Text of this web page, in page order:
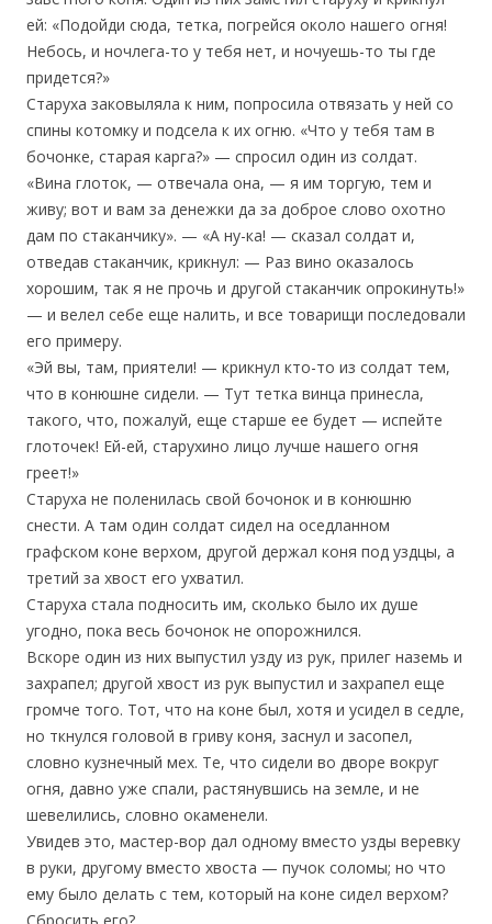
ей: «Подойди сюда, тетка, погрейся около нашего огня!
Небось, и ночлега-то у тебя нет, и ночуешь-то ты где
придется?»
Старуха заковыляла к ним, попросила отвязать у ней со
спины котомку и подсела к их огню. «Что у тебя там в
бочонке, старая карга?» — спросил один из солдат.
«Вина глоток, — отвечала она, — я им торгую, тем и
живу; вот и вам за денежки да за доброе слово охотно
дам по стаканчику». — «А ну-ка! — сказал солдат и,
отведав стаканчик, крикнул: — Раз вино оказалось
хорошим, так я не прочь и другой стаканчик опрокинуть!»
— и велел себе еще налить, и все товарищи последовали
его примеру.
«Эй вы, там, приятели! — крикнул кто-то из солдат тем,
что в конюшне сидели. — Тут тетка винца принесла,
такого, что, пожалуй, еще старше ее будет — испейте
глоточек! Ей-ей, старухино лицо лучше нашего огня
греет!»
Старуха не поленилась свой бочонок и в конюшню
снести. А там один солдат сидел на оседланном
графском коне верхом, другой держал коня под уздцы, а
третий за хвост его ухватил.
Старуха стала подносить им, сколько было их душе
угодно, пока весь бочонок не опорожнился.
Вскоре один из них выпустил узду из рук, прилег наземь и
захрапел; другой хвост из рук выпустил и захрапел еще
громче того. Тот, что на коне был, хотя и усидел в седле,
но ткнулся головой в гриву коня, заснул и засопел,
словно кузнечный мех. Те, что сидели во дворе вокруг
огня, давно уже спали, растянувшись на земле, и не
шевелились, словно окаменели.
Увидев это, мастер-вор дал одному вместо узды веревку
в руки, другому вместо хвоста — пучок соломы; но что
ему было делать с тем, который на коне сидел верхом?